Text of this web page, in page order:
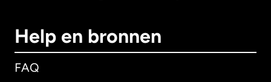
Help en bronnen
FAQ